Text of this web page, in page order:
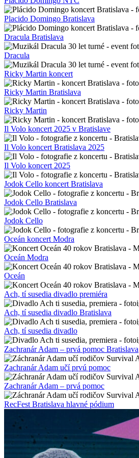
Placido Domingo Bratislava
Dracula Bratislava
Dracula
Ricky Martin koncert
Ricky Martin Bratislava
Ricky Martin
Il Volo koncert 2025 v Bratislave
Il Volo koncert Bratislava 2025
Il Volo koncert 2025
Jodok Cello koncert Bratislava
Jodok Cello Bratislava
Jodok Cello
Oceán koncert Modra
Oceán Modra
Oceán
Ach, tí susedia divadlo premiéra
Ach, tí susedia divadlo Bratislava
Ach, tí susedia divadlo
Zachranár Adam – prvá pomoc Bratislava
Zachranár Adam učí prvú pomoc
Zachranár Adam – prvá pomoc
RecFest Bratislava hlavné pódium